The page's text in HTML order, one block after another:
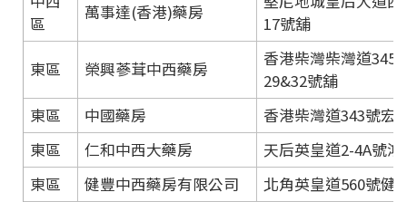
區
萬事達(香港)藥房
17號舖
東區 榮興蔘茸中西藥房
香港柴灣柴灣道345
29&32號舖
東區
中國藥房
香港柴灣道343號宏
東區
仁和中西大藥房
天后英皇道2-4A號
東區
健豐中西藥房有限公司 北角英皇道560號健